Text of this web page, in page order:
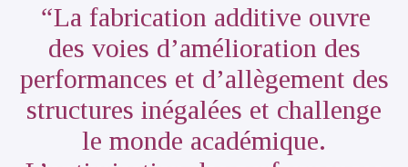
La fabrication additive ouvre
des voies d’amélioration des
performances et d’allègement des
structures inégalées et challenge
le monde académique.